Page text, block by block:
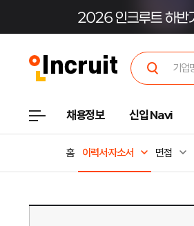
채용정보 신입 Navi
홈 이력서·자소서 면접